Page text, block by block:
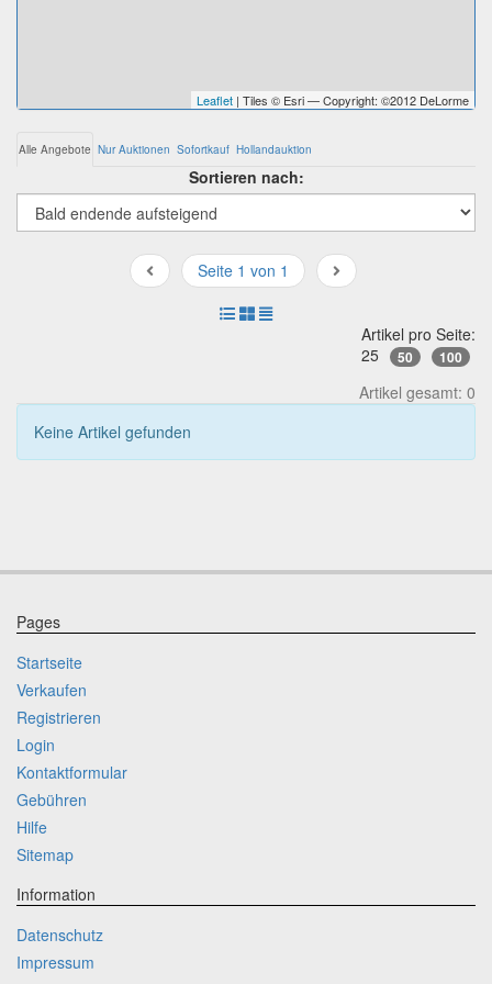
Leaflet | Tiles © Esri — Copyright: ©2012 DeLorme
Alle Angebote Nur Auktionen Sofortkauf Hollandauktion
Sortieren nach:
Seite 1 von 1
Artikel pro Seite:
25
50 100
Artikel gesamt: 0
Keine Artikel gefunden
Pages
Startseite
Verkaufen
Registrieren
Login
Kontaktformular
Gebühren
Hilfe
Sitemap
Information
Datenschutz
Impressum